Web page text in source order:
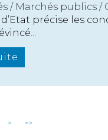
/ Marchés publics /
d’Etat précise les
> >>